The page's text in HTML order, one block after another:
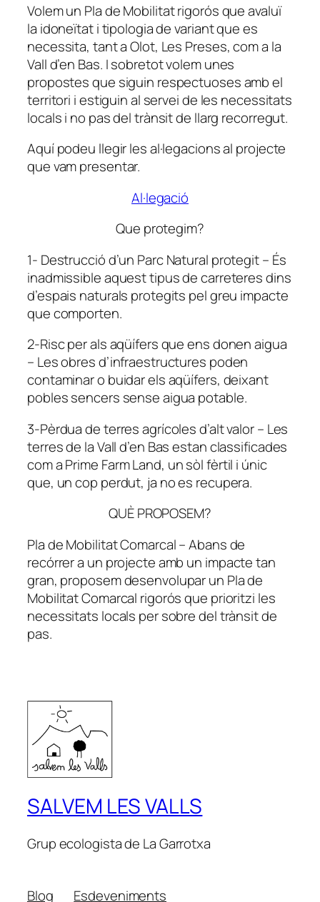
Volem un Pla de Mobilitat rigorós que avaluï
la idoneïtat i tipologia de variant que es
necessita, tant a Olot, Les Preses, com a la
Vall d’en Bas. I sobretot volem unes
propostes que siguin respectuoses amb el
territori i estiguin al servei de les necessitats
locals i no pas del trànsit de llarg recorregut.
Aquí podeu llegir les al·legacions al projecte
que vam presentar.
Al·legació
Que protegim?
1- Destrucció d’un Parc Natural protegit – És
inadmissible aquest tipus de carreteres dins
d’espais naturals protegits pel greu impacte
que comporten.
2-Risc per als aqüífers que ens donen aigua
– Les obres d’infraestructures poden
contaminar o buidar els aqüífers, deixant
pobles sencers sense aigua potable.
3-Pèrdua de terres agrícoles d’alt valor – Les
terres de la Vall d’en Bas estan classificades
com a Prime Farm Land, un sòl fèrtil i únic
que, un cop perdut, ja no es recupera.
QUÈ PROPOSEM?
Pla de Mobilitat Comarcal – Abans de
recórrer a un projecte amb un impacte tan
gran, proposem desenvolupar un Pla de
Mobilitat Comarcal rigorós que prioritzi les
necessitats locals per sobre del trànsit de
pas.
SALVEM LES VALLS
Grup ecologista de La Garrotxa
Blog Esdeveniments